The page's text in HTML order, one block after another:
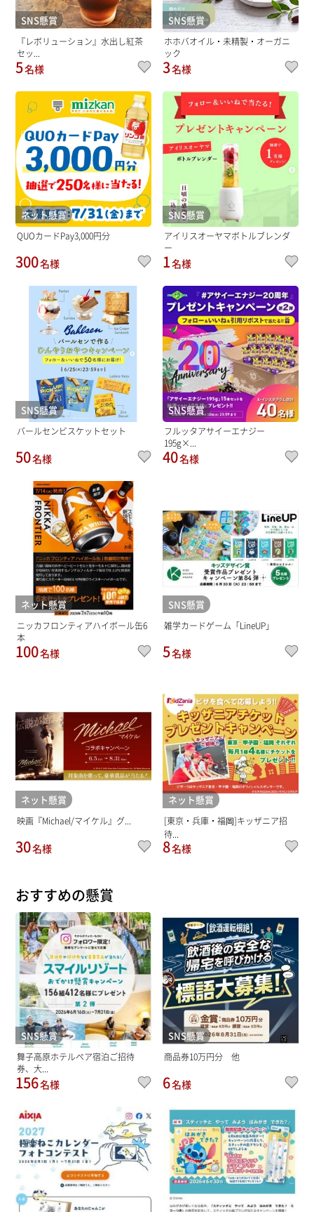
SNS懸賞
『レボリューション』水出し紅茶
セッ...
5名様
SNS懸賞
ホホバオイル・未精製・オーガニ
ック
3名様
ネット懸賞
QUOカードPay3,000円分
300名様
SNS懸賞
アイリスオーヤマボトルブレンダ
ー
1名様
SNS懸賞
バールセンビスケットセット
50名様
SNS懸賞
フルッタアサイーエナジー
195g×...
40名様
ネット懸賞
ニッカフロンティアハイボール缶6
本
100名様
SNS懸賞
雑学カードゲーム「LineUP」
5名様
ネット懸賞
映画『Michael/マイケル』グ...
30名様
ネット懸賞
[東京・兵庫・福岡]キッザニア招
待...
8名様
おすすめの懸賞
SNS懸賞
舞子高原ホテルペア宿泊ご招待
券、大...
156名様
SNS懸賞
商品券10万円分 他
6名様